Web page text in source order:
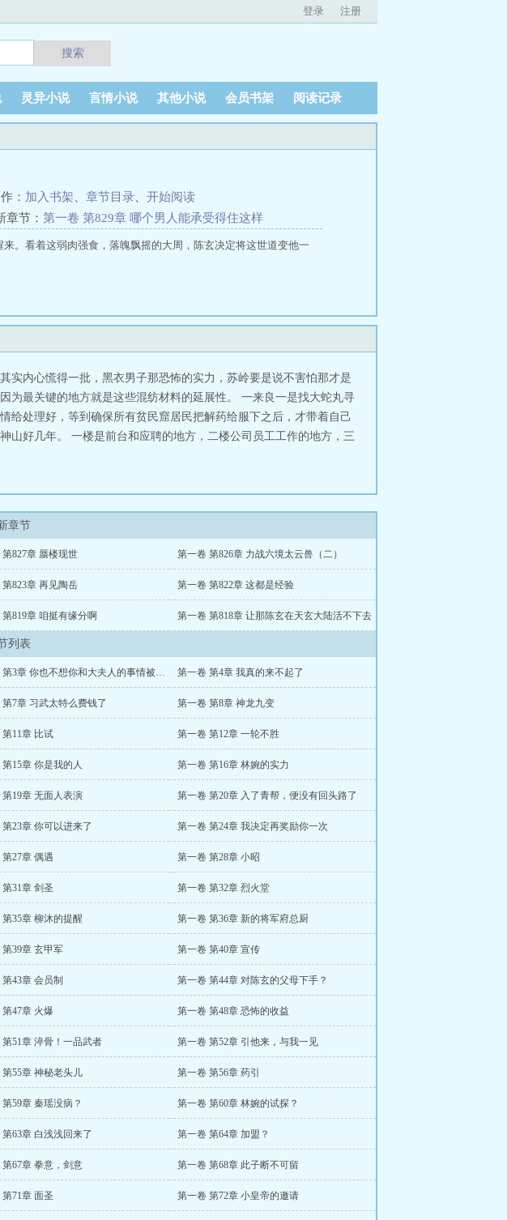
登录 注册
搜索
灵异小说 言情小说 其他小说 会员书架 阅读记录
： 加入书架 章节目录
开始阅读
章节： 第一卷 第829章 哪个男人能承受得住这样
验啊
。看着这弱肉强食，落魄飘摇的大周，陈玄决定将这世道变他一
实内心慌得一批，黑衣男子那恐怖的实力，苏岭要是说不害怕那才是
为最关键的地方就是这些混纺材料的延展性。 一来良一是找大蛇丸寻
给处理好，等到确保所有贫民窟居民把解药给服下之后，才带着自己
山好几年。 一楼是前台和应聘的地方，二楼公司员工工作的地方，三
章节
827章 蜃楼现世 第一卷 第826章 力战六境太云兽（二）
823章 再见陶岳 第一卷 第822章 这都是经验
819章 咱挺有缘分啊 第一卷 第818章 让那陈玄在天玄大陆活不下去
列表
第一卷 第3章 你也不想你和大夫人的事情被别人知道吧 第一卷 第4章 我真的来不起了
7章 习武太特么费钱了 第一卷 第8章 神龙九变
11章 比试 第一卷 第12章 一轮不胜
15章 你是我的人 第一卷 第16章 林婉的实力
第19章 无面人表演 第一卷 第20章 入了青帮，便没有回头路了
23章 你可以进来了 第一卷 第24章 我决定再奖励你一次
27章 偶遇 第一卷 第28章 小昭
31章 剑圣 第一卷 第32章 烈火堂
35章 柳沐的提醒 第一卷 第36章 新的将军府总厨
39章 玄甲军 第一卷 第40章 宣传
43章 会员制 第一卷 第44章 对陈玄的父母下手？
47章 火爆 第一卷 第48章 恐怖的收益
第51章 淬骨！一品武者 第一卷 第52章 引他来，与我一见
第55章 神秘老头儿 第一卷 第56章 药引
59章 秦瑶没病？ 第一卷 第60章 林婉的试探？
63章 白浅浅回来了 第一卷 第64章 加盟？
第67章 拳意，剑意 第一卷 第68章 此子断不可留
71章 面圣 第一卷 第72章 小皇帝的邀请